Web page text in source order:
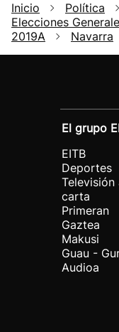
Inicio Política
Elecciones
2019A
Navarra
El grupo
EITB
Deportes
Televisión
carta
Primeran
Gaztea
Makusi
Guau -
Audioa